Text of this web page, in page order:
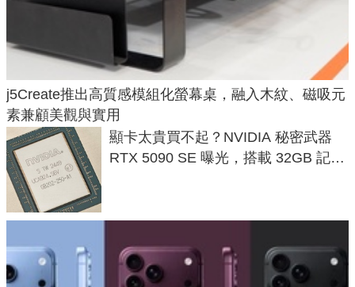
j5Create推出高質感模組化螢幕桌，融入木紋、磁吸元
素兼顧美觀與實用
顯卡太貴買不起？NVIDIA 秘密武器
RTX 5090 SE 曝光，搭載 32GB 記憶